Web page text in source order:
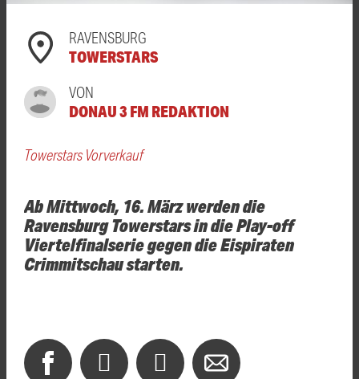
RAVENSBURG
TOWERSTARS
VON
DONAU 3 FM REDAKTION
Towerstars Vorverkauf
Ab Mittwoch, 16. März werden die
Ravensburg Towerstars in die Play-off
Viertelfinalserie gegen die Eispiraten
Crimmitschau starten.